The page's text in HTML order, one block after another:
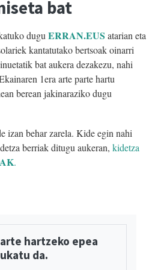
bat
duguERRAN.EUS atarian eta
kantatutako bertsoak oinarri
bat aukera dezakezu, nahi
1era arte parte hartu
berean jakinaraziko dugu
izan behar zarela. Kide egin nahi
berriak ditugu aukeran, kidetza
.
hartzeko epea
da.